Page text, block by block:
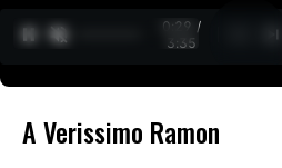
0:30 /
3:35
A Verissimo Ramon